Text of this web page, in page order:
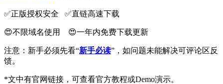
✅️正版授权安全 ✅️直链高速下载
😍不限域名使用 😍一年内免费下载更新
注意：新手必须先看“新手必读”，如问题未能解决可评论区反
馈。
*文中有官网链接，可查看官方教程或Demo演示。